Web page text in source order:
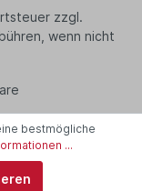
zzgl.
wenn nicht
bestmögliche
...